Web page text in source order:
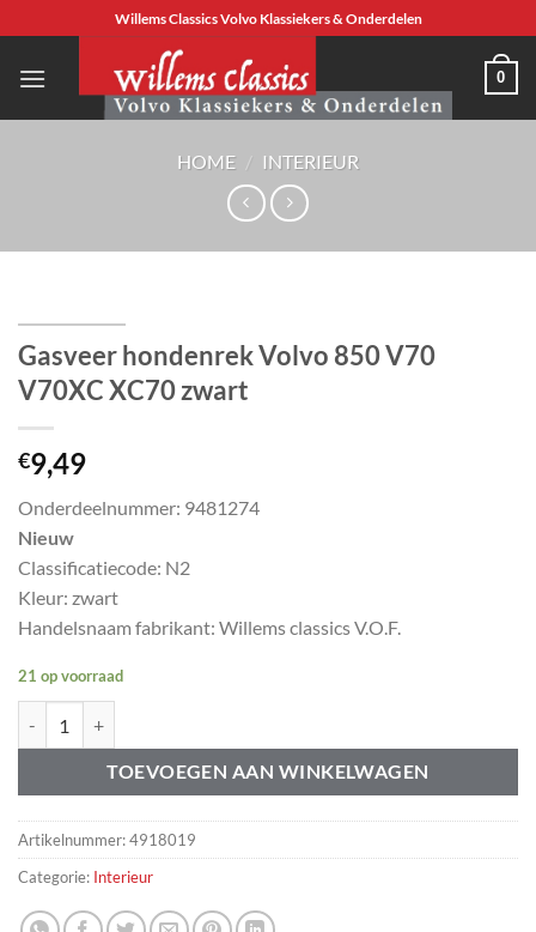
naar
inhoud
Willems Classics Volvo Klassiekers & Onderdelen
0
HOME / INTERIEUR
Gasveer hondenrek Volvo 850 V70
V70XC XC70 zwart
€9,49
Onderdeelnummer: 9481274
Nieuw
Classificatiecode: N2
Kleur: zwart
Handelsnaam fabrikant: Willems classics V.O.F.
21 op voorraad
TOEVOEGEN AAN WINKELWAGEN
Artikelnummer:4918019
Categorie: Interieur